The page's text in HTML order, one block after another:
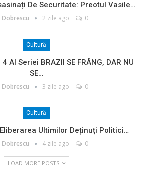
De Securitate: Preotul Vasile…
Dobrescu 2 zile ago 0
Cultură
Al Seriei BRAZII SE FRÂNG, DAR NU
SE…
Dobrescu 3 zile ago 0
Cultură
Ultimilor Deținuți Politici…
Dobrescu 4 zile ago 0
LOAD MORE POSTS